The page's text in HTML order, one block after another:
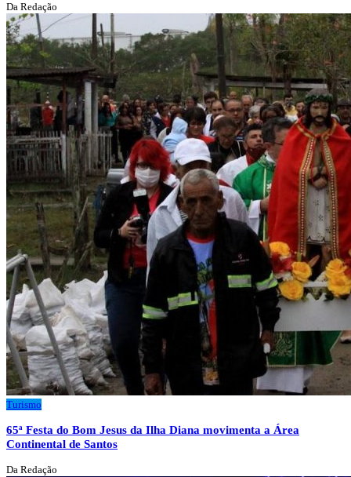
Da Redação
Turismo
65ª Festa do Bom Jesus da Ilha Diana movimenta a Área
Continental de Santos
Da Redação